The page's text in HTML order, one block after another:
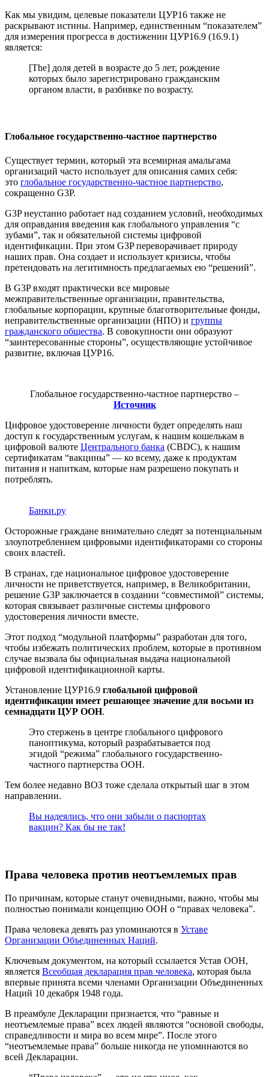
Как мы увидим, целевые показатели ЦУР16 также не
раскрывают истины. Например, единственным “показателем”
для измерения прогресса в достижении ЦУР16.9 (16.9.1)
является:
[The] доля детей в возрасте до 5 лет, рождение
которых было зарегистрировано гражданским
органом власти, в разбивке по возрасту.
Глобальное государственно-частное партнерство
Существует термин, который эта всемирная амальгама
организаций часто использует для описания самих себя:
это глобальное государственно-частное партнерство,
сокращенно G3P.
G3P неустанно работает над созданием условий, необходимых
для оправдания введения как глобального управления “с
зубами”, так и обязательной системы цифровой
идентификации. При этом G3P переворачивает природу
наших прав. Она создает и использует кризисы, чтобы
претендовать на легитимность предлагаемых ею “решений”.
В G3P входят практически все мировые
межправительственные организации, правительства,
глобальные корпорации, крупные благотворительные фонды,
неправительственные организации (НПО) и группы
гражданского общества. В совокупности они образуют
“заинтересованные стороны”, осуществляющие устойчивое
развитие, включая ЦУР16.
Глобальное государственно-частное партнерство –
Источник
Цифровое удостоверение личности будет определять наш
доступ к государственным услугам, к нашим кошелькам в
цифровой валюте Центрального банка (CBDC), к нашим
сертификатам “вакцины” — ко всему, даже к продуктам
питания и напиткам, которые нам разрешено покупать и
потреблять.
Банки.ру
Осторожные граждане внимательно следят за потенциальным
злоупотреблением цифровыми идентификаторами со стороны
своих властей.
В странах, где национальное цифровое удостоверение
личности не приветствуется, например, в Великобритании,
решение G3P заключается в создании “совместимой” системы,
которая связывает различные системы цифрового
удостоверения личности вместе.
Этот подход “модульной платформы” разработан для того,
чтобы избежать политических проблем, которые в противном
случае вызвала бы официальная выдача национальной
цифровой идентификационной карты.
Установление ЦУР16.9 глобальной цифровой
идентификации имеет решающее значение для восьми из
семнадцати ЦУР ООН.
Это стержень в центре глобального цифрового
паноптикума, который разрабатывается под
эгидой “режима” глобального государственно-
частного партнерства ООН.
Тем более недавно ВОЗ тоже сделала открытый шаг в этом
направлении.
Вы надеялись, что они забыли о паспортах
вакцин? Как бы не так!
Права человека против неотъемлемых прав
По причинам, которые станут очевидными, важно, чтобы мы
полностью понимали концепцию ООН о “правах человека”.
Права человека девять раз упоминаются в Уставе
Организации Объединенных Наций.
Ключевым документом, на который ссылается Устав ООН,
является Всеобщая декларация прав человека, которая была
впервые принята всеми членами Организации Объединенных
Наций 10 декабря 1948 года.
В преамбуле Декларации признается, что “равные и
неотъемлемые права” всех людей являются “основой свободы,
справедливости и мира во всем мире”. После этого
“неотъемлемые права” больше никогда не упоминаются во
всей Декларации.